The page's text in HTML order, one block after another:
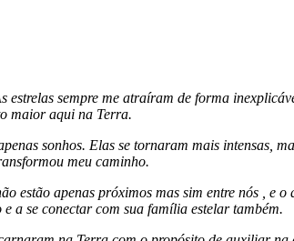
sempre me atraíram de forma
maior aqui na Terra.
sonhos. Elas se tornaram mais intensas,
meu caminho.
estão apenas próximos mas sim entre nós , e
a se conectar com sua família estelar também.